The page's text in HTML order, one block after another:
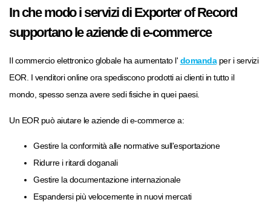
In che modo i servizi di Exporter of Record
supportano le aziende di e-commerce
Il commercio elettronico globale ha aumentato l' domandaper i servizi
EOR. I venditori online ora spediscono prodotti ai clienti in tutto il
mondo, spesso senza avere sedi fisiche in quei paesi.
Un EOR può aiutare le aziende di e-commerce a:
Gestire la conformità alle normative sull'esportazione
Ridurre i ritardi doganali
Gestire la documentazione internazionale
Espandersi più velocemente in nuovi mercati